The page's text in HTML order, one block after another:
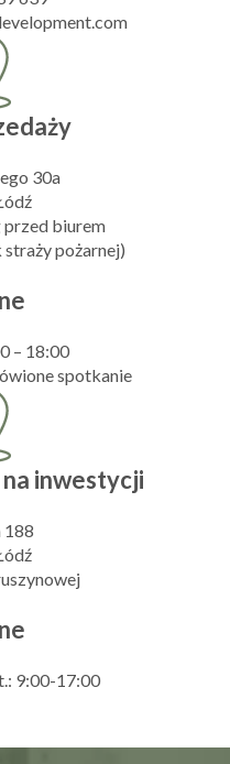
30a
przed biurem
pożarnej)
– 18:00
spotkanie
inwestycji
188
9:00-17:00